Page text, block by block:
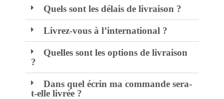
Quels sont les délais de livraison ?
Livrez-vous à l’international ?
Quelles sont les options de livraison
?
Dans quel écrin ma commande sera-
t-elle livrée ?